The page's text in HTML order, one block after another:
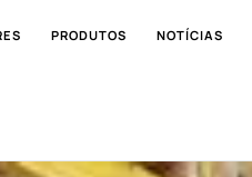
PRODUTOS NOTÍCIAS